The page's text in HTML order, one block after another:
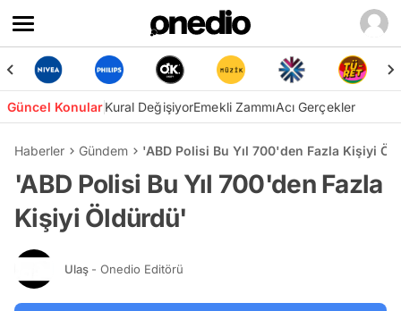
Güncel KonularKural DeğişiyorEmekli ZammıAcı Gerçekler
Haberler Gündem 'ABD Polisi Bu Yıl 700'den Fazla Kişiyi
'ABD Polisi Bu Yıl 700'den Fazla
Kişiyi Öldürdü'
Ulaş - Onedio Editörü